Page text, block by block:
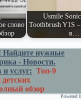
слово
Usmile
Toothbrush Y1S
в…
Найдите нужные
- Новости.
и услуг: Топ-9
обзор
Powered